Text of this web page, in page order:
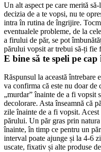
Un alt aspect pe care merită
decizia de a te vopsi, nu te
intra în rutina de îngrijire.
eventualele probleme, de la
a firului de păr, se pot
părului vopsit ar trebui să-ți fie
E bine să te speli pe
Răspunsul la această
va confirma că este nu doar de
„murdar” înainte de a fi vopsit
decolorare. Asta înseamnă că
zile înainte de a fi vopsit.
părului. Un păr gras prin
înainte, în timp ce pentru un
interval poate ajunge și la 4-6
uscate, fixativ și alte produse